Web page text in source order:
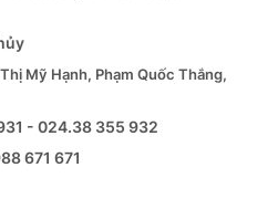
Mỹ Hạnh, Phạm Quốc Thắng,
- 024.38 355 932
671 671